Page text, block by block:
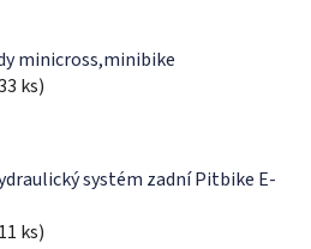
minicross,minibike
ks)
systém zadní Pitbike E-
ks)